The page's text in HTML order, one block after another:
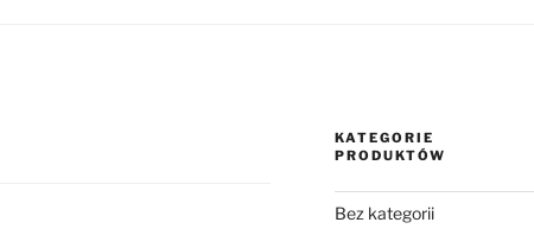
KATEGORIE
PRODUKTÓW
Bez kategorii